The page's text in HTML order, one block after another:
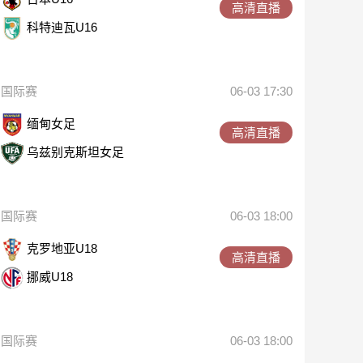
科特迪瓦U16
高清直播
国际赛 06-03 17:30
缅甸女足
乌兹别克斯坦女足
高清直播
国际赛 06-03 18:00
克罗地亚U18
挪威U18
高清直播
国际赛 06-03 18:00